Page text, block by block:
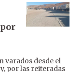
varados desde el
por las reiteradas